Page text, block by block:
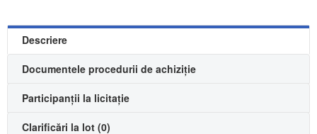
Descriere
Documentele procedurii de achiziție
Participanții la licitație
Clarificări la lot (0)